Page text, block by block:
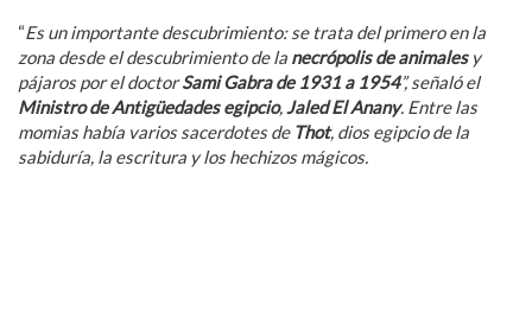
“Es un importante descubrimiento: se trata del primero en la
zona desde el descubrimiento de la necrópolis de animales y
pájaros por el doctorSami Gabra de 1931 a 1954”, señaló el
Ministro de Antigüedades egipcio,Jaled El Anany. Entre las
momias había varios sacerdotes de Thot, dios egipcio de la
sabiduría, la escritura y los hechizos mágicos.